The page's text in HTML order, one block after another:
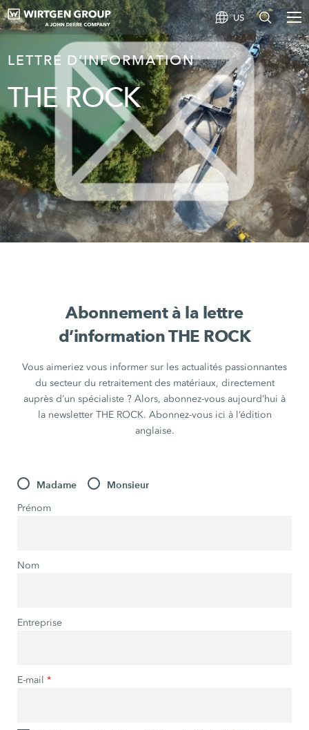
US
LETTRE D’INFORMATION
THE ROCK
Abonnement à la lettre
d’information THE ROCK
Vous aimeriez vous informer sur les actualités passionnantes
du secteur du retraitement des matériaux, directement
auprès d’un spécialiste ? Alors, abonnez-vous aujourd’hui à
la newsletter THE ROCK. Abonnez-vous ici à l’édition
anglaise.
Madame Monsieur
Prénom
Nom
Entreprise
E-mail*